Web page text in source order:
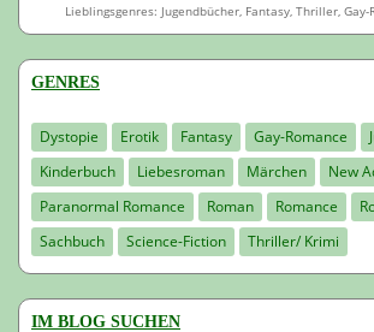
Lieblingsgenres: Jugendbücher, Fantasy, Thriller,
GENRES
Dystopie Erotik Fantasy Gay-Romance
Kinderbuch
Liebesroman Märchen
New
Paranormal Romance
Roman Romance
Sachbuch
Science-Fiction Thriller/ Krimi
IM BLOG SUCHEN